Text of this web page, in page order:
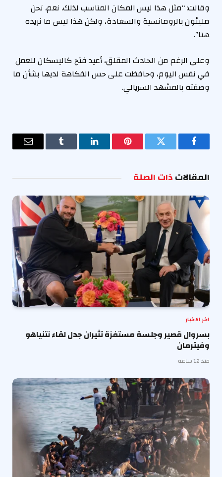
وقالت: “مثل هذا ليس المكان المناسب لذلك. نعم، نحن
مليئون بالرومانسية والسعادة، ولكن هذا ليس ما نريده
هنا”.
وعلى الرغم من الحادث المقلق، أعيد فتح كاليسكان للعمل
في نفس اليوم، وحافظت على حس الفكاهة لديها بشأن ما
وصفته بالمشهد السريالي.
فيسبوك تويتر بينتيريستلينكدإن Tumblr
البريد
المقالاتذات الصلة
اخر الاخبار
بسروال قصير وجلسة مستفزة تثيران جدل لقاء نتنياهو
وفيترمان
منذ 12 ساعة